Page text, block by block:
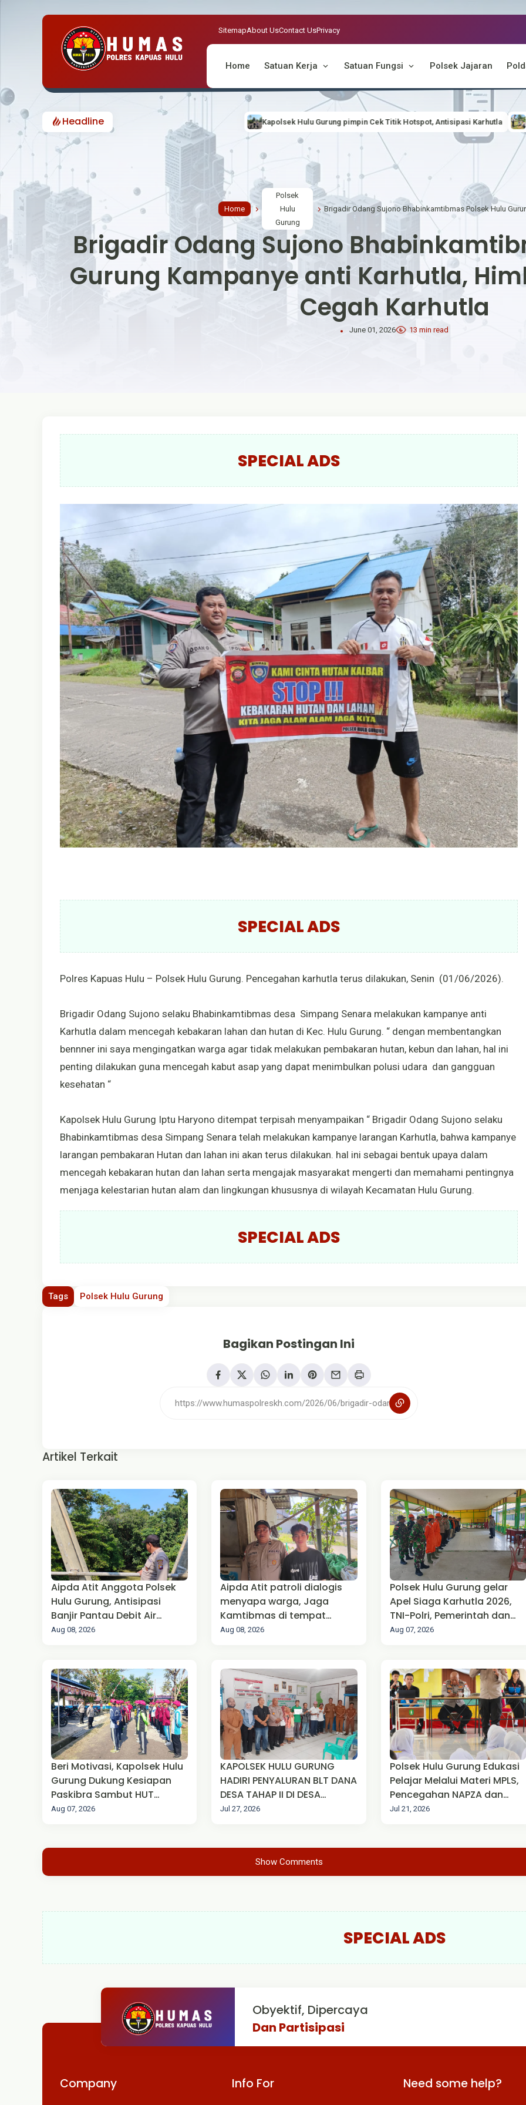
SitemapAbout UsContact UsPrivacy
Home Satuan Kerja Satuan Fungsi Polsek Jajaran
Headline Kapolsek Hulu Gurung pimpin Cek Titik Hotspot, Antisipasi Karhutla KEGIATAN GERAKAN
Home
Polsek
Hulu
Gurung
Brigadir Odang Sujono
Gurung Kampanye anti Karhutla,
Cegah Karhutla
June 01, 2026 13 min read
SPECIAL ADS
SPECIAL ADS
Polres Kapuas Hulu – Polsek Hulu Gurung. Pencegahan karhutla terus dilakukan, Senin (01/06/2026).
Brigadir Odang Sujono selaku Bhabinkamtibmas desa Simpang Senara melakukan kampanye anti
Karhutla dalam mencegah kebakaran lahan dan hutan di Kec. Hulu Gurung. “ dengan membentangkan
bennner ini saya mengingatkan warga agar tidak melakukan pembakaran hutan, kebun dan lahan, hal ini
penting dilakukan guna mencegah kabut asap yang dapat menimbulkan polusi udara dan gangguan
kesehatan “
Kapolsek Hulu Gurung Iptu Haryono ditempat terpisah menyampaikan “ Brigadir Odang Sujono selaku
Bhabinkamtibmas desa Simpang Senara telah melakukan kampanye larangan Karhutla, bahwa kampanye
larangan pembakaran Hutan dan lahan ini akan terus dilakukan. hal ini sebagai bentuk upaya dalam
mencegah kebakaran hutan dan lahan serta mengajak masyarakat mengerti dan memahami pentingnya
menjaga kelestarian hutan alam dan lingkungan khususnya di wilayah Kecamatan Hulu Gurung.
SPECIAL ADS
Tags Polsek Hulu Gurung
Bagikan Postingan Ini
Artikel Terkait
Aipda Atit Anggota Polsek
Hulu Gurung, Antisipasi
Banjir Pantau Debit Air
sungai Embau.
Aug 08, 2026
Aipda Atit patroli dialogis
menyapa warga, Jaga
Kamtibmas di tempat
rawan.
Aug 08, 2026
Polsek Hulu Gurung gelar
Apel Siaga Karhutla 2026,
TNI-Polri, Pemerintah dan
masyarakat Perkuat Sinergi
Aug 07, 2026
Beri Motivasi, Kapolsek Hulu
Gurung Dukung Kesiapan
Paskibra Sambut HUT
Kemerdekaan RI ke-81
Aug 07, 2026
KAPOLSEK HULU GURUNG
HADIRI PENYALURAN BLT DANA
DESA TAHAP II DI DESA
LANDAU KUMPANG
Jul 27, 2026
Polsek Hulu Gurung Edukasi
Pelajar Melalui Materi MPLS,
Pencegahan NAPZA dan
Hidup sehat tanpa
Jul 21, 2026
Show Comments
SPECIAL ADS
Obyektif, Dipercaya
Dan Partisipasi
Company Info For Need some help?